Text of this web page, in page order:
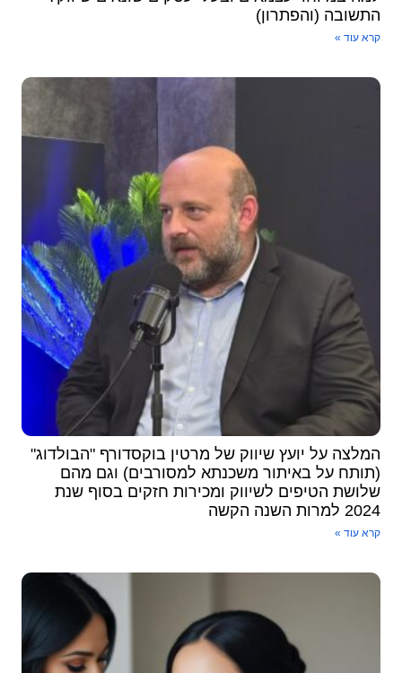
התשובה (והפתרון)
קרא עוד »
המלצה על יועץ שיווק של מרטין בוקסדורף "הבולדוג"
(תותח על באיתור משכנתא למסורבים) וגם מהם
שלושת הטיפים לשיווק ומכירות ​חזקים בסוף שנת
2024 למרות השנה הקשה
קרא עוד »